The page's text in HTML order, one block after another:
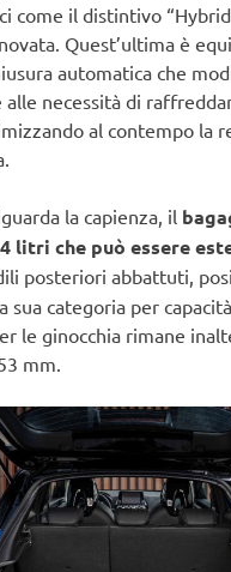
come il distintivo
Quest’ultima è
automatica che
alle necessità di
al contempo la
la capienza, il
litri che può essere
posteriori abbattuti,
sua categoria per
le ginocchia rimane
mm.